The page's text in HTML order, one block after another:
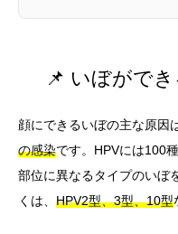
📌 いぼがで
顔にできるいぼの主な原因
の感染です。HPVには100
部位に異なるタイプのいぼ
くは、 HPV2型、3型、10型